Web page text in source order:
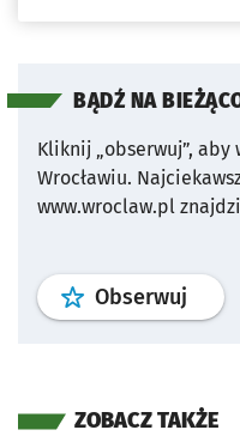
BĄDŹ NA
Kliknij „obserwuj”,
Wrocławiu.
www.wroclaw.pl
Obserwuj profil
ZOBACZ TAKŻE